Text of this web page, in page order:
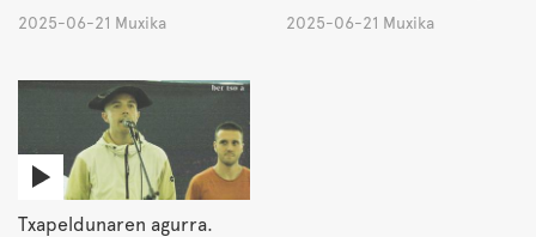
2025-06-21 Muxika 2025-06-21 Muxika
Txapeldunaren agurra.